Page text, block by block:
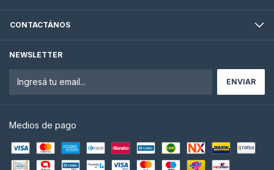
CONTACTÁNOS
NEWSLETTER
Medios de pago